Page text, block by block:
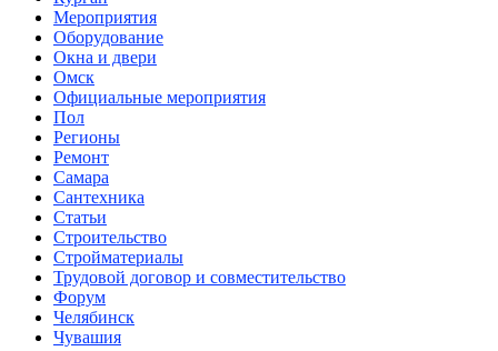
Мероприятия
Оборудование
Окна и двери
Омск
Официальные мероприятия
Пол
Регионы
Ремонт
Самара
Сантехника
Статьи
Строительство
Стройматериалы
Трудовой договор и совместительство
Форум
Челябинск
Чувашия